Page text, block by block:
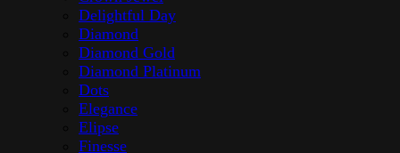
Delightful Day
Diamond
Diamond Gold
Diamond Platinum
Dots
Elegance
Elipse
Finesse